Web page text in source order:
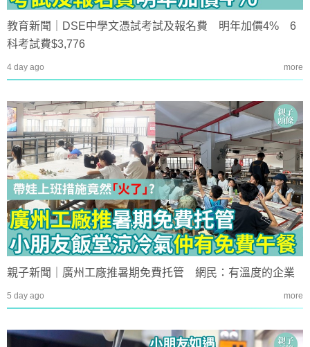
教育新聞｜DSE中學文憑試考試及報名費 明年加價4% 6
科考試費$3,776
4 day ago more
親子新聞｜廣州工廠推暑期免費托管 網民：有溫度的企業
5 day ago more